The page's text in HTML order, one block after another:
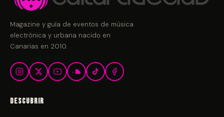
Magazine y guía de eventos de música
electrónica y urbana nacido en
Canarias en 2010.
Descubrir